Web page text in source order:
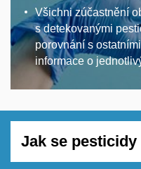
Všichni zúčastnění
s detekovanými
porovnání s
informace o
Jak se